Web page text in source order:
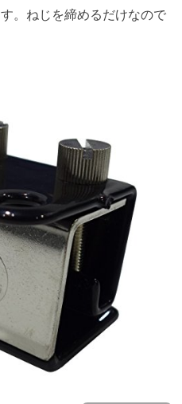
。ねじを締めるだけなので